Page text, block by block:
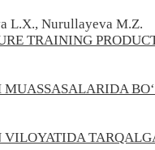
L.X., Nurullayeva M.Z.
TRAINING
MUASSASALARIDA